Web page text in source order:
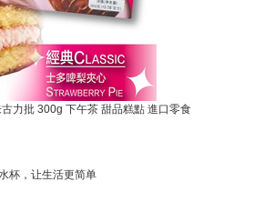
力批 300g 下午茶 甜品糕點 進口零食
杯，让生活更简单